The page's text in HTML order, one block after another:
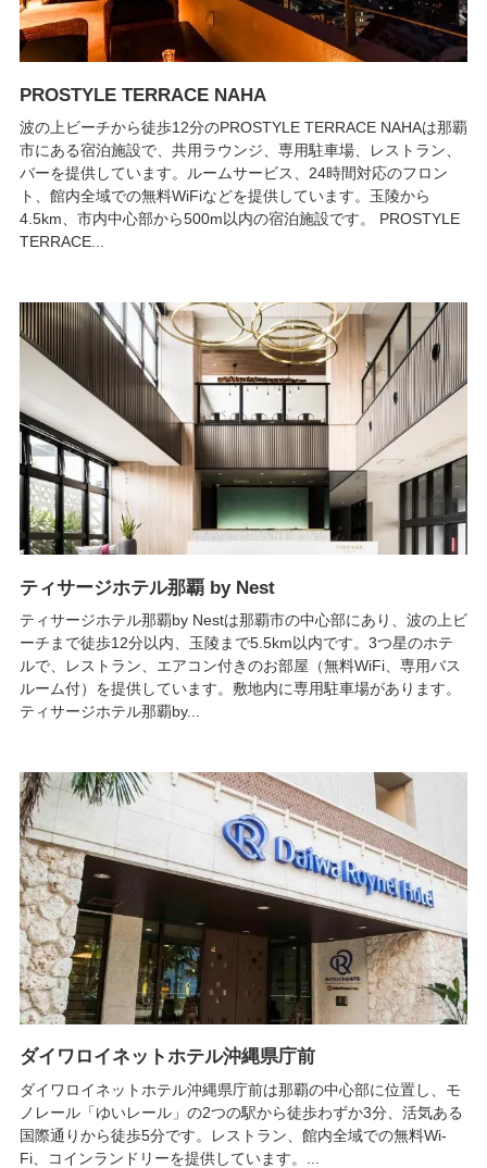
PROSTYLE TERRACE NAHA
波の上ビーチから徒歩12分のPROSTYLE TERRACE NAHAは那覇
市にある宿泊施設で、共用ラウンジ、専用駐車場、レストラン、
バーを提供しています。ルームサービス、24時間対応のフロン
ト、館内全域での無料WiFiなどを提供しています。玉陵から
4.5km、市内中心部から500m以内の宿泊施設です。 PROSTYLE
TERRACE...
ティサージホテル那覇 by Nest
ティサージホテル那覇by Nestは那覇市の中心部にあり、波の上ビ
ーチまで徒歩12分以内、玉陵まで5.5km以内です。3つ星のホテ
ルで、レストラン、エアコン付きのお部屋（無料WiFi、専用バス
ルーム付）を提供しています。敷地内に専用駐車場があります。
ティサージホテル那覇by...
ダイワロイネットホテル沖縄県庁前
ダイワロイネットホテル沖縄県庁前は那覇の中心部に位置し、モ
ノレール「ゆいレール」の2つの駅から徒歩わずか3分、活気ある
国際通りから徒歩5分です。レストラン、館内全域での無料Wi-
Fi、コインランドリーを提供しています。...